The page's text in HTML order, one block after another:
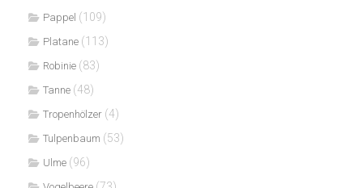
Pappel (109)
Platane (113)
Robinie (83)
Tanne (48)
Tropenhölzer (4)
Tulpenbaum (53)
Ulme (96)